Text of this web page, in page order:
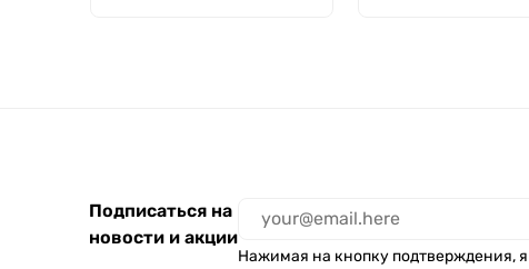
Подписаться на
новости и акции
Нажимая на кнопку подтверждения,